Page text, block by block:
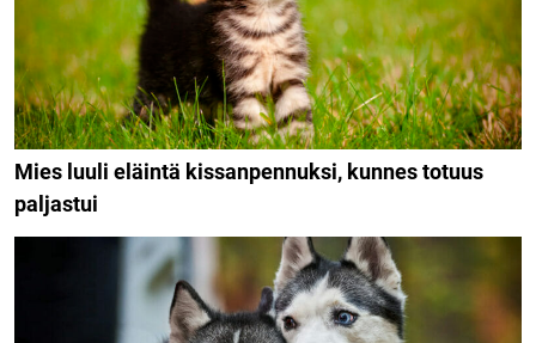
Mies luuli eläintä kissanpennuksi, kunnes totuus
paljastui